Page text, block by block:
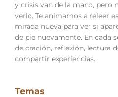
y crisis van de la mano, pero
verlo. Te animamos a releer
mirada nueva para ver si
de pie nuevamente. En cada
de oración, reflexión, lectura
compartir experiencias.
Temas